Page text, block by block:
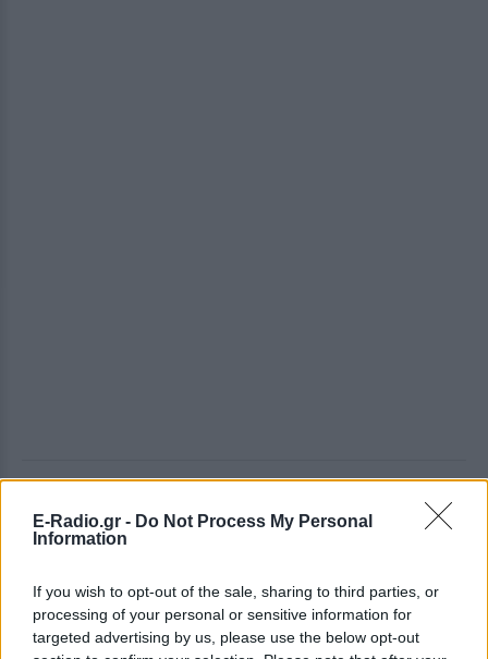
E-Radio.gr - Do Not Process My Personal
Information
If you wish to opt-out of the sale, sharing to third parties, or
processing of your personal or sensitive information for
targeted advertising by us, please use the below opt-out
Ο Τραμπ έτρεξε πίσω από
μικρό αγόρι σε σκηνή στο Λας